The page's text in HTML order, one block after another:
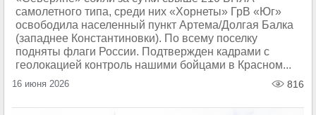
самолетного типа, среди них «Хорнеты» ГрВ «Юг»
освободила населенный пункт Артема/Долгая Балка
(западнее Константиновки). По всему поселку
подняты флаги России. Подтвержден кадрами с
геолокацией контроль нашими бойцами в Красном...
16 июня 2026 816